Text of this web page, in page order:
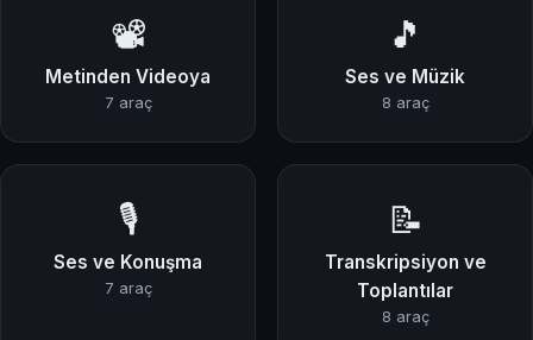
📽️
Metinden Videoya
7 araç
🎵
Ses ve Müzik
8 araç
🎙️
Ses ve Konuşma
7 araç
📝
Transkripsiyon ve
Toplantılar
8 araç